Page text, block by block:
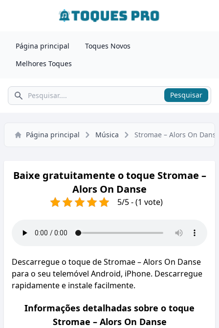
Página principal
Toques Novos
Melhores Toques
Pesquisar Pesquisar
Página principal Música Stromae – Alors On
Baixe gratuitamente o toque Stromae –
Alors On Danse
5/5 - (1 vote)
Descarregue o toque de Stromae – Alors On Danse
para o seu telemóvel Android, iPhone. Descarregue
rapidamente e instale facilmente.
Informações detalhadas sobre o toque
Stromae – Alors On Danse